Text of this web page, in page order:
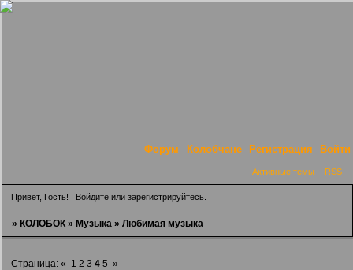
Форум Колобчане Регистрация Войти
Активные темы RSS
Привет, Гость! Войдитеили зарегистрируйтесь.
»КОЛОБОК »Музыка »Любимая музыка
Страница:« 1 2 3 4 5 »